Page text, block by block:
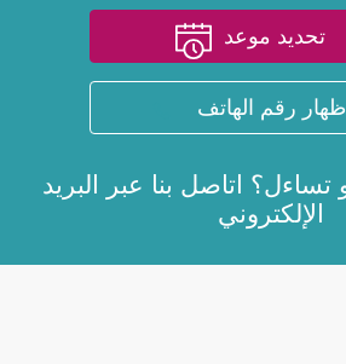
تحديد موعد
إظهار رقم الهاتف
اتاصل بنا عبر
البريد
الإلكتروني